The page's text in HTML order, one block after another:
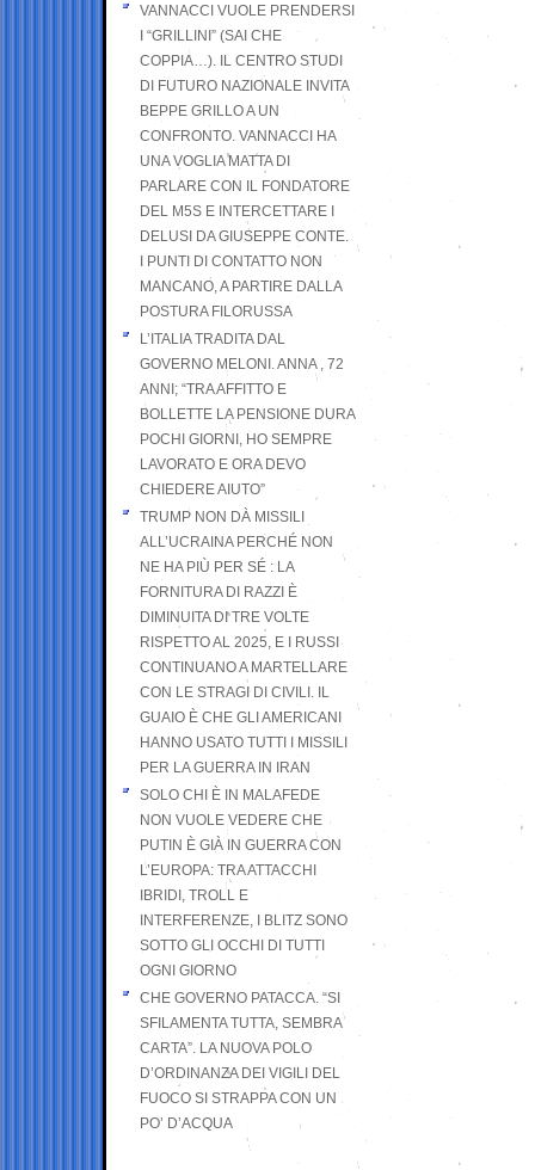
VANNACCI VUOLE PRENDERSI
I “GRILLINI” (SAI CHE
COPPIA…). IL CENTRO STUDI
DI FUTURO NAZIONALE INVITA
BEPPE GRILLO A UN
CONFRONTO. VANNACCI HA
UNA VOGLIA MATTA DI
PARLARE CON IL FONDATORE
DEL M5S E INTERCETTARE I
DELUSI DA GIUSEPPE CONTE.
I PUNTI DI CONTATTO NON
MANCANO, A PARTIRE DALLA
POSTURA FILORUSSA
L’ITALIA TRADITA DAL
GOVERNO MELONI. ANNA , 72
ANNI; “TRA AFFITTO E
BOLLETTE LA PENSIONE DURA
POCHI GIORNI, HO SEMPRE
LAVORATO E ORA DEVO
CHIEDERE AIUTO”
TRUMP NON DÀ MISSILI
ALL’UCRAINA PERCHÉ NON
NE HA PIÙ PER SÉ : LA
FORNITURA DI RAZZI È
DIMINUITA DI TRE VOLTE
RISPETTO AL 2025, E I RUSSI
CONTINUANO A MARTELLARE
CON LE STRAGI DI CIVILI. IL
GUAIO È CHE GLI AMERICANI
HANNO USATO TUTTI I MISSILI
PER LA GUERRA IN IRAN
SOLO CHI È IN MALAFEDE
NON VUOLE VEDERE CHE
PUTIN È GIÀ IN GUERRA CON
L’EUROPA: TRA ATTACCHI
IBRIDI, TROLL E
INTERFERENZE, I BLITZ SONO
SOTTO GLI OCCHI DI TUTTI
OGNI GIORNO
CHE GOVERNO PATACCA. “SI
SFILAMENTA TUTTA, SEMBRA
CARTA”. LA NUOVA POLO
D’ORDINANZA DEI VIGILI DEL
FUOCO SI STRAPPA CON UN
PO’ D’ACQUA